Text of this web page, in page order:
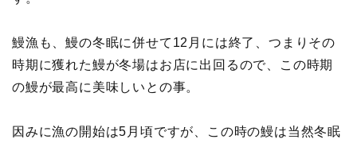
鰻漁も、鰻の冬眠に併せて12月には終了、つまりその
時期に獲れた鰻が冬場はお店に出回るので、この時期
の鰻が最高に美味しいとの事。
因みに漁の開始は5月頃ですが、この時の鰻は当然冬眠